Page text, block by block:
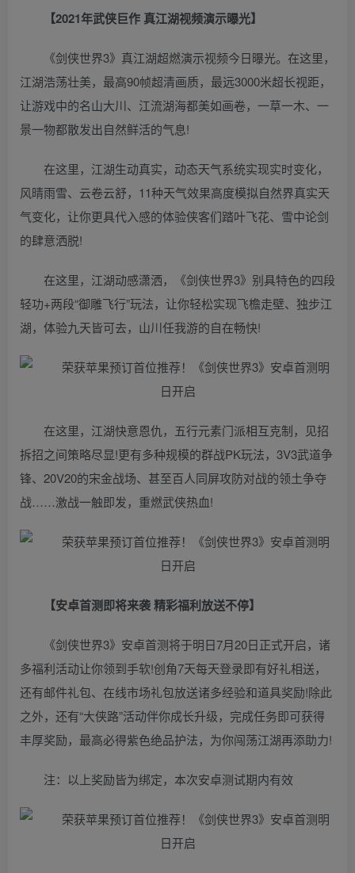
【2021年武侠巨作 真江湖视频演示曝光】
《剑侠世界3》真江湖超燃演示视频今日曝光。在这里，
江湖浩荡壮美，最高90帧超清画质，最远3000米超长视距，
让游戏中的名山大川、江流湖海都美如画卷，一草一木、一
景一物都散发出自然鲜活的气息!
在这里，江湖生动真实，动态天气系统实现实时变化，
风晴雨雪、云卷云舒，11种天气效果高度模拟自然界真实天
气变化，让你更具代入感的体验侠客们踏叶飞花、雪中论剑
的肆意洒脱!
在这里，江湖动感潇洒，《剑侠世界3》别具特色的四段
轻功+两段“御雕飞行”玩法，让你轻松实现飞檐走壁、独步江
湖，体验九天皆可去，山川任我游的自在畅快!
在这里，江湖快意恩仇，五行元素门派相互克制，见招
拆招之间策略尽显!更有多种规模的群战PK玩法，3V3武道争
锋、20V20的宋金战场、甚至百人同屏攻防对战的领土争夺
战……激战一触即发，重燃武侠热血!
【安卓首测即将来袭 精彩福利放送不停】
《剑侠世界3》安卓首测将于明日7月20日正式开启，诸
多福利活动让你领到手软!创角7天每天登录即有好礼相送，
还有邮件礼包、在线市场礼包放送诸多经验和道具奖励!除此
之外，还有“大侠路”活动伴你成长升级，完成任务即可获得
丰厚奖励，最高必得紫色绝品护法，为你闯荡江湖再添助力!
注：以上奖励皆为绑定，本次安卓测试期内有效